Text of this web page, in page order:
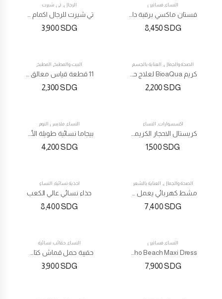
النساء, فساتين
فستان ماكسي برقبة دائرية ماكسي دانتيل نسائي
8,450SDG
الرجال, تي شيرت
تي شيرت للرجال اكمام قصيرة
3,900SDG
الصحة والجمال, العناية بالجسم
كريم BioaQua لعلاج حب الشباب
2,200SDG
البيت والمطبخ, المطبخ
11 قطعة قياس معالق وكوؤس
2,300SDG
اكسسوارات, النساء
كريستال الاحجار الكريمة على شكل قلب قلادة
1,500SDG
النساء,ملابس النوم
بيجاما نسائية طويلة الأكمام مطبوعة
4,200SDG
الصحة والجمال, العناية بالشعر
مشط كهربائي يعمل على فرد الشعر بدرجة حرارة مثالية مع شاشة LCD
7,400SDG
احذية نسائية, النساء
حذاء نسائي عالي الكعب
8,400SDG
النساء, فساتين
Ladies Chiffon Boho Beach Maxi Dress
7,900SDG
النساء,حقائب نسائية
حقيبة حمل قماش كتان صيفية من الكتان
3,900SDG